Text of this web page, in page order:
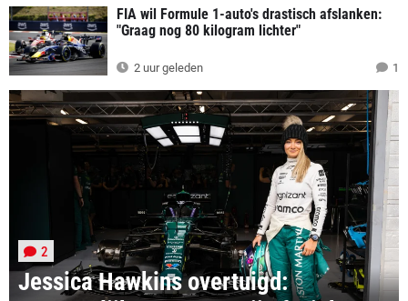
FIA wil Formule 1-auto's drastisch afslanken:
"Graag nog 80 kilogram lichter"
2 uur geleden 1
Jessica Hawkins overtuigd:
2